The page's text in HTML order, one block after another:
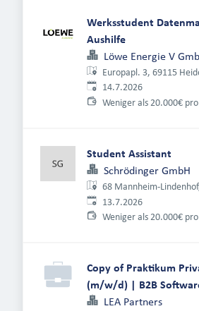
Werksstudent
Aushilfe
Löwe Energie V
Europapl. 3, 69115
Deutschland
Veröffentlicht:
14.7.2026
Weniger als 20.000€
Student Assistant
Schrödinger GmbH
68 Mannheim-
Veröffentlicht:
13.7.2026
Weniger als 20.000€
Copy of Praktikum
(m/w/d) | B2B
LEA Partners